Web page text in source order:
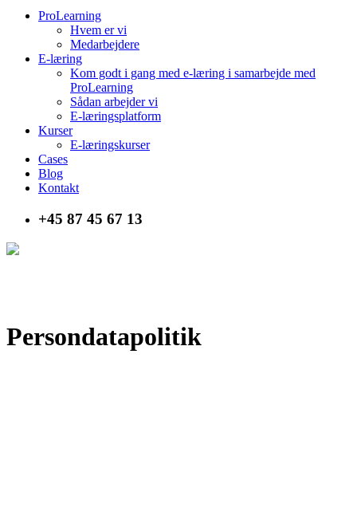
ProLearning
Hvem er vi
Medarbejdere
E-læring
Kom godt i gang med e-læring i samarbejde med
ProLearning
Sådan arbejder vi
E-læringsplatform
Kurser
E-læringskurser
Cases
Blog
Kontakt
+45 87 45 67 13
Persondatapolitik